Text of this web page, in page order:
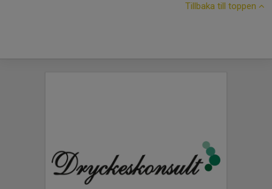
Tillbaka till toppen